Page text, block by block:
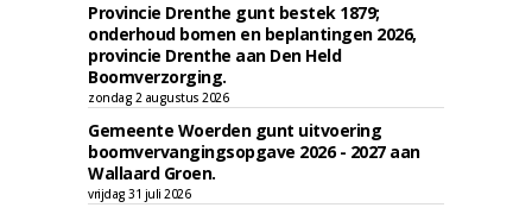
Provincie Drenthe gunt bestek 1879;
onderhoud bomen en beplantingen 2026,
provincie Drenthe aan Den Held
Boomverzorging.
zondag 2 augustus 2026
Gemeente Woerden gunt uitvoering
boomvervangingsopgave 2026 - 2027 aan
Wallaard Groen.
vrijdag 31 juli 2026